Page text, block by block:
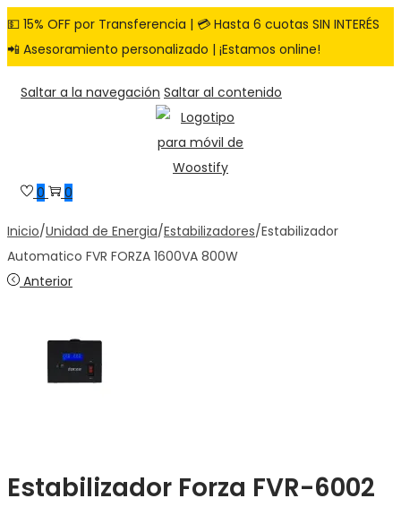
💵 15% OFF por Transferencia | 💳 Hasta 6 cuotas SIN INTERÉS
📲 Asesoramiento personalizado | ¡Estamos online!
Saltar a la navegación Saltar al contenido
0 0
Inicio/Unidad de Energia/Estabilizadores/Estabilizador
Automatico FVR FORZA 1600VA 800W
Anterior
Estabilizador Forza FVR-6002